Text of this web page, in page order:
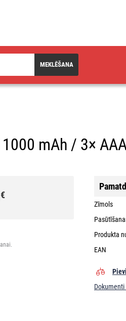
MEKLĒŠANA
mAh / 3×
€
Zīmols
Produkta
EAN